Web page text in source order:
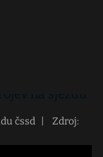
čssd
Zdroj: